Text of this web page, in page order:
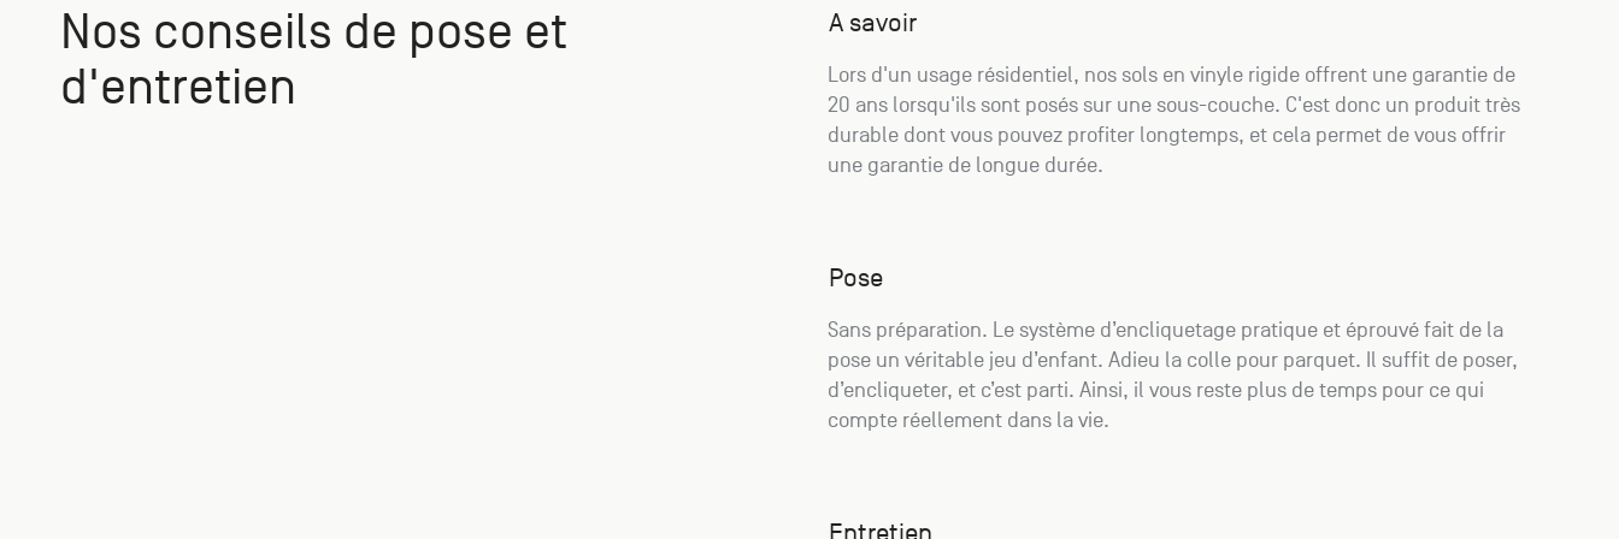
Nos conseils de pose et
d'entretien
A savoir
Lors d'un usage résidentiel, nos sols en vinyle rigide offrent une garantie de
20 ans lorsqu'ils sont posés sur une sous-couche. C'est donc un produit très
durable dont vous pouvez profiter longtemps, et cela permet de vous offrir
une garantie de longue durée.
Pose
Sans préparation. Le système d’encliquetage pratique et éprouvé fait de la
pose un véritable jeu d’enfant. Adieu la colle pour parquet. Il suffit de poser,
d’encliqueter, et c’est parti. Ainsi, il vous reste plus de temps pour ce qui
compte réellement dans la vie.
Entretien